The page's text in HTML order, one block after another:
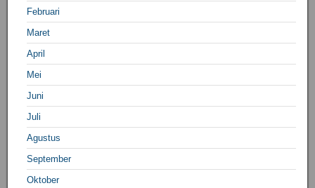
Februari
Maret
April
Mei
Juni
Juli
Agustus
September
Oktober